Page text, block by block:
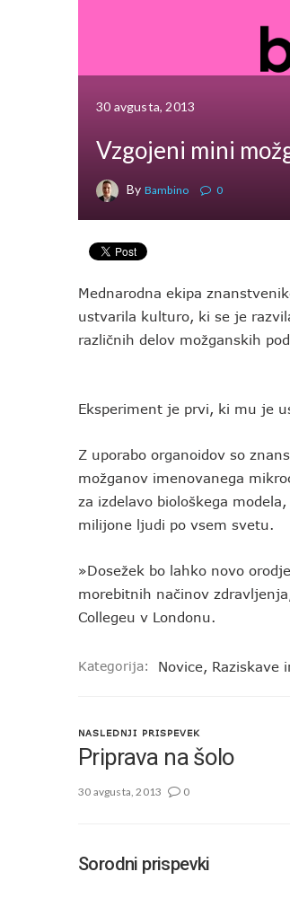
30 avgusta, 2013
Vzgojeni mini
By Bambino 0
Mednarodna ekipa
ustvarila kulturo, ki se je
različnih delov možganskih
Eksperiment je prvi, ki mu je
Z uporabo organoidov so
možganov imenovanega
za izdelavo biološkega
milijone ljudi po vsem svetu.
»Dosežek bo lahko novo
morebitnih načinov
Collegeu v Londonu.
Kategorija: Novice, Raziskave
NASLEDNJI PRISPEVEK
Priprava na šolo
30 avgusta, 2013 0
Sorodni prispevki